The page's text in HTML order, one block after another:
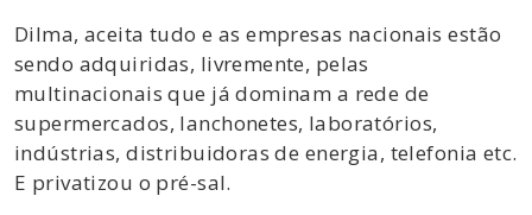
Dilma, aceita tudo e as empresas nacionais estão
sendo adquiridas, livremente, pelas
multinacionais que já dominam a rede de
supermercados, lanchonetes, laboratórios,
indústrias, distribuidoras de energia, telefonia etc.
E privatizou o pré-sal.